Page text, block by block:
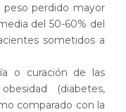
perdido mayor
del 50-60% del
sometidos a
o curación de las
(diabetes,
comparado con la